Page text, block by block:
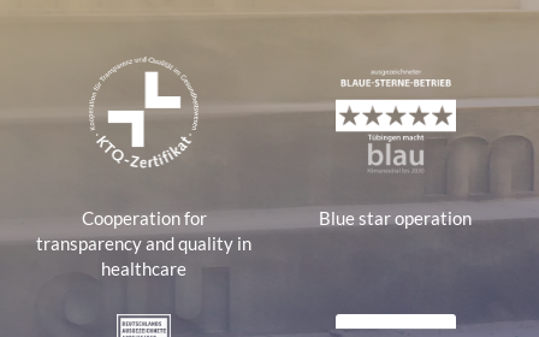
Cooperation for
transparency and quality in
healthcare
Blue star operation